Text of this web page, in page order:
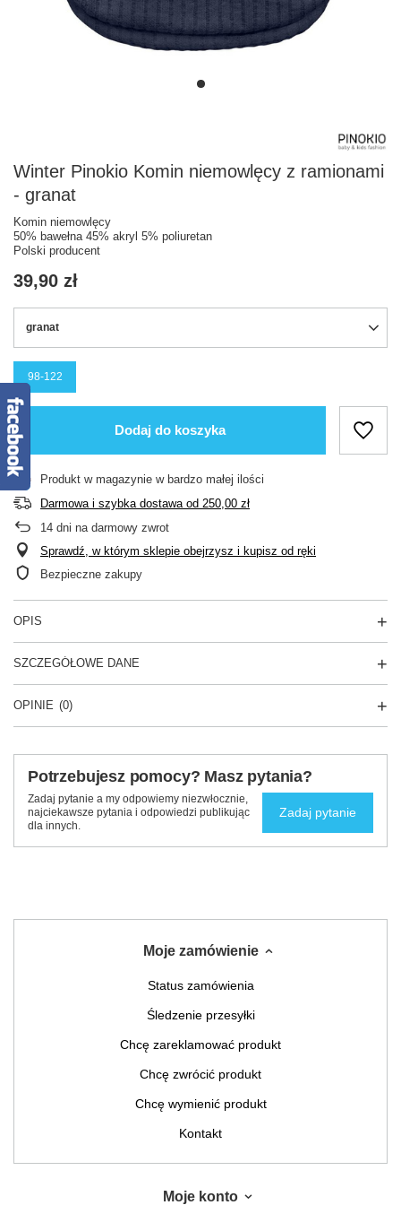
Winter Pinokio Komin niemowlęcy z ramionami
- granat
Komin niemowlęcy
50% bawełna 45% akryl 5% poliuretan
Polski producent
39,90 zł
granat
98-122
Dodaj do koszyka
Produkt w magazynie w bardzo małej ilości
Darmowa i szybka dostawa od 250,00 zł
14 dni na darmowy zwrot
Sprawdź, w którym sklepie obejrzysz i kupisz od ręki
Bezpieczne zakupy
OPIS
SZCZEGÓŁOWE DANE
OPINIE (0)
Potrzebujesz pomocy? Masz pytania?
Zadaj pytanie a my odpowiemy niezwłocznie,
najciekawsze pytania i odpowiedzi publikując
dla innych.
Zadaj pytanie
Moje zamówienie
Status zamówienia
Śledzenie przesyłki
Chcę zareklamować produkt
Chcę zwrócić produkt
Chcę wymienić produkt
Kontakt
Moje konto